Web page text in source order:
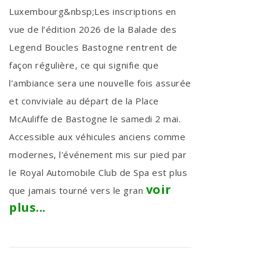
Luxembourg&nbsp;Les inscriptions en
vue de l’édition 2026 de la Balade des
Legend Boucles Bastogne rentrent de
façon régulière, ce qui signifie que
l’ambiance sera une nouvelle fois assurée
et conviviale au départ de la Place
McAuliffe de Bastogne le samedi 2 mai.
Accessible aux véhicules anciens comme
modernes, l'événement mis sur pied par
le Royal Automobile Club de Spa est plus
que jamais tourné vers le gran voir
plus...